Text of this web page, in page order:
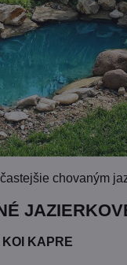
chovaným
KOI KAPRE